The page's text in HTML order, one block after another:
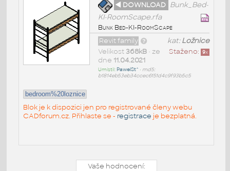
◄ DOWNLOAD Bunk_Bed-
KI-RoomScape.rfa
Bunk Bed-KI-RoomScape
kat:Ložnice
Revit family
Staženo: 9x
Velikost368kB• ze
dne 11.04.2021
Umístil: PawelSt^ • md5:
b1814eb53eb34ccec6151d4c9f93b5c5
bedroom%20loznice
Blok je k dispozici jen pro registrované členy webu
CADforum.cz. Přihlaste se - registrace je bezplatná.
Vaše hodnocení: